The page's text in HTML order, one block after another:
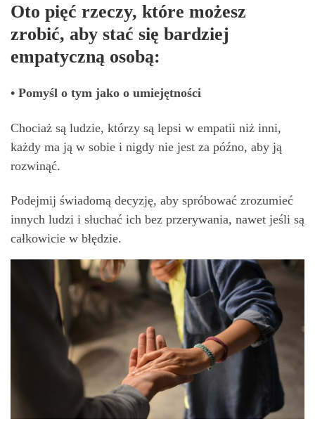
Oto pięć rzeczy, które możesz
zrobić, aby stać się bardziej
empatyczną osobą:
• Pomyśl o tym jako o umiejętności
Chociaż są ludzie, którzy są lepsi w empatii niż inni,
każdy ma ją w sobie i nigdy nie jest za późno, aby ją
rozwinąć.
Podejmij świadomą decyzję, aby spróbować zrozumieć
innych ludzi i słuchać ich bez przerywania, nawet jeśli są
całkowicie w błędzie.